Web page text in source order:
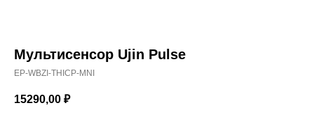
Мультисенсор Ujin Pulse
EP-WBZI-THICP-MNI
15290,00 ₽